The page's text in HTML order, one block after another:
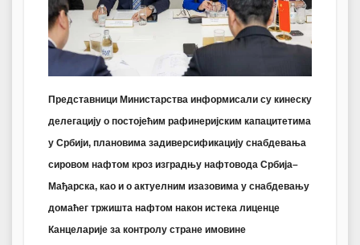
Представници Министарства информисали су кинеску
делегацију о постојећим рафинеријским капацитетима
у Србији, плановима задиверсификацију снабдевања
сировом нафтом кроз изградњу нафтовода Србија–
Мађарска, као и о актуелним изазовима у снабдевању
домаћег тржишта нафтом након истека лиценце
Канцеларије за контролу стране имовине